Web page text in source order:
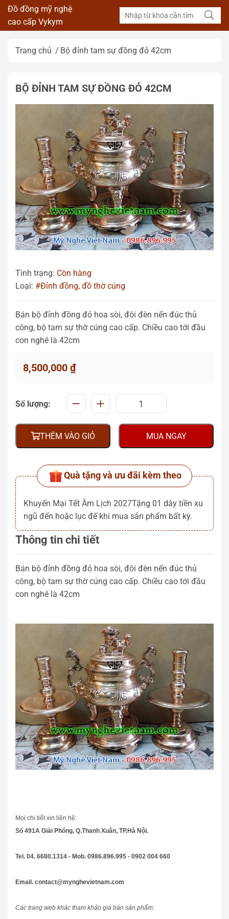
Đồ đồng mỹ nghệ
cao cấp Vykym
Trang chủ Bộ đỉnh tam sự đồng đỏ 42cm
BỘ ĐỈNH TAM SỰ ĐỒNG ĐỎ 42CM
Tình trạng: Còn hàng
Loại: #Đỉnh đồng, đồ thờ cúng
Bán bộ đỉnh đồng đỏ hoa sòi, đôi đèn nến đúc thủ
công, bộ tam sự thờ cúng cao cấp. Chiều cao tới đầu
con nghê là 42cm
8,500,000 ₫
Số lượng:
THÊM VÀO GIỎ MUA NGAY
Quà tặng và ưu đãi kèm theo
Khuyến Mại Tết Âm Lịch 2027Tặng 01 dây tiền xu
ngũ đến hoặc lục đế khi mua sản phẩm bất kỳ.
Thông tin chi tiết
Bán bộ đỉnh đồng đỏ hoa sòi, đôi đèn nến đúc thủ
công, bộ tam sự thờ cúng cao cấp. Chiều cao tới đầu
con nghê là 42cm
Mọi chi tiết xin liên hệ:
Số 491A Giải Phóng, Q.Thanh Xuân, TP.Hà Nội.
Tel. 04. 6680.1314 - Mob. 0986.896.995 - 0902 004 660
Email. contact@mynghevietnam.com
Các trang web khác tham khảo giá bán sản phẩm: